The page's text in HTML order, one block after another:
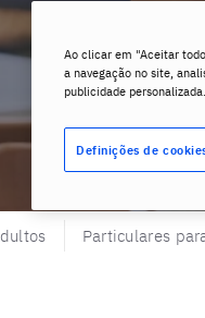
Particulares
Ao clicar em "Aceitar
a navegação no site,
publicidade personalizada.
Definições de